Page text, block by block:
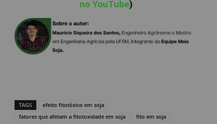
no YouTube)
TAGS
efeito fitotóxico em soja
fatores que afetam a fitotoxidade em soja
fito em soja